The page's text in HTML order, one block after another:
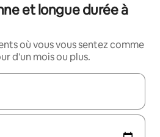
et longue durée à
où vous vous sentez comme
d'un mois ou plus.
utilisez les flèches vers le